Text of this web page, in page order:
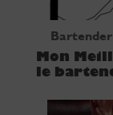
Bartender
Mon
le